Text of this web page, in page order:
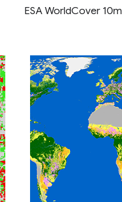
ESA WorldCover